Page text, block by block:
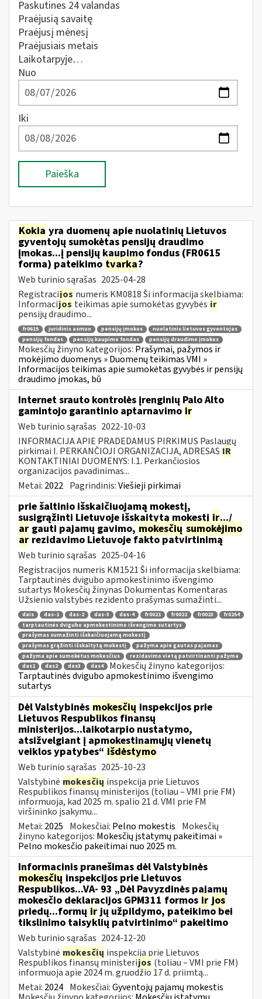
Paskutines 24 valandas
Praėjusią savaitę
Praėjusį mėnesį
Praėjusiais metais
Laikotarpyje…
Nuo
Iki
Paieška
Kokia yra duomenų apie nuolatinių Lietuvos
gyventojų sumokėtas pensijų draudimo
įmokas...į pensijų kaupimo fondus (FR0615
forma) pateikimo tvarka?
Web turinio sąrašas 2025-04-28
Registracijos numeris KM0818 Ši informacija skelbiama:
Informacijosteikimas apie sumokėtas gyvybės ir
pensijų draudimo...
fr0615 juridinis asmuo pensijų įmokos
nuolatinis lietuvos gyventojas
pensijų fondas
pensijų kaupimo fondas pensijų draudimo įmokos
Mokesčių žinyno kategorijos: Prašymai, pažymos ir
mokėjimo duomenys » Duomenų teikimas VMI »
Informacijos teikimas apie sumokėtas gyvybės ir pensijų
draudimo įmokas, bū
Internet srauto kontrolės įrenginių Palo Alto
gamintojo garantinio aptarnavimo ir
Web turinio sąrašas 2022-10-03
INFORMACIJA APIE PRADEDAMUS PIRKIMUS Paslaugų
pirkimai I. PERKANČIOJI ORGANIZACIJA, ADRESAS IR
KONTAKTINIAI DUOMENYS: I.1. Perkančiosios
organizacijos pavadinimas...
Metai: 2022 Pagrindinis:Viešieji pirkimai
prie šaltinio išskaičiuojamą mokestį,
susigrąžinti Lietuvoje išskaitytą mokestį ir.../
ar gauti pajamų gavimo, mokesčių sumokėjimo
ar rezidavimo Lietuvoje fakto patvirtinimą
Web turinio sąrašas 2025-04-16
Registracijos numeris KM1521 Ši informacija skelbiama:
Tarptautinės dvigubo apmokestinimo išvengimo
sutartys Mokesčių žinynas Dokumentas Komentaras
Užsienio valstybės rezidento prašymas sumažinti...
dais das-1 das-2 das-3 das-4 fr0021 fr0022 fr0023
fr0254
tarptautinės dvigubo apmokestinimo išvengimo sutartys
prašymas sumažinti išskaičiuojamą mokestį
prašymas grąžinti išskaitytą mokestį
pažyma apie gautas pajamas
pažyma apie sumokėtus mokesčius
rezidavimo vietą patvirtinanti pažyma
das1
das2 das3 das4
Mokesčių žinyno kategorijos:
Tarptautinės dvigubo apmokestinimo išvengimo
sutartys
Dėl Valstybinės mokesčių inspekcijos prie
Lietuvos Respublikos finansų
ministerijos...laikotarpio nustatymo,
atsižvelgiant į apmokestinamųjų vienetų
veiklos ypatybes“ išdėstymo
Web turinio sąrašas 2025-10-23
Valstybinė mokesčių inspekcija prie Lietuvos
Respublikos finansų ministerijos (toliau – VMI prie FM)
informuoja, kad 2025 m. spalio 21 d. VMI prie FM
viršininko įsakymu...
Metai: 2025 Mokesčiai: Pelno mokestis Mokesčių
žinyno kategorijos: Mokesčių įstatymų pakeitimai »
Pelno mokesčio pakeitimai nuo 2025 m.
Informacinis pranešimas dėl Valstybinės
mokesčių inspekcijos prie Lietuvos
Respublikos...VA- 93 „Dėl Pavyzdinės pajamų
mokesčio deklaracijos GPM311 formos ir jos
priedų...formų irjų užpildymo, pateikimo bei
tikslinimo taisyklių patvirtinimo“ pakeitimo
Web turinio sąrašas 2024-12-20
Valstybinė mokesčių inspekcija prie Lietuvos
Respublikos finansų ministerijos (toliau – VMI prie FM)
informuoja apie 2024 m. gruodžio 17 d. priimtą...
Metai: 2024 Mokesčiai:Gyventojų pajamų mokestis